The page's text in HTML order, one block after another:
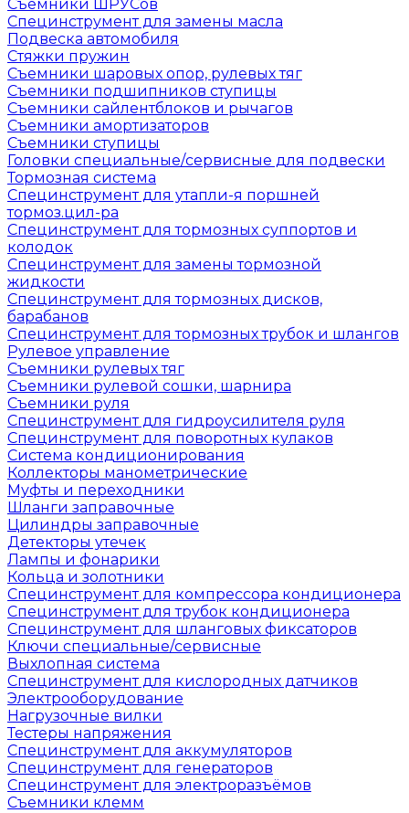
Съемники ШРУСов
Специнструмент для замены масла
Подвеска автомобиля
Стяжки пружин
Съемники шаровых опор, рулевых тяг
Съемники подшипников ступицы
Съемники сайлентблоков и рычагов
Съемники амортизаторов
Съемники ступицы
Головки специальные/сервисные для подвески
Тормозная система
Специнструмент для утапли-я поршней
тормоз.цил-ра
Специнструмент для тормозных суппортов и
колодок
Специнструмент для замены тормозной
жидкости
Специнструмент для тормозных дисков,
барабанов
Специнструмент для тормозных трубок и шлангов
Рулевое управление
Съемники рулевых тяг
Съемники рулевой сошки, шарнира
Съемники руля
Специнструмент для гидроусилителя руля
Специнструмент для поворотных кулаков
Система кондиционирования
Коллекторы манометрические
Муфты и переходники
Шланги заправочные
Цилиндры заправочные
Детекторы утечек
Лампы и фонарики
Кольца и золотники
Специнструмент для компрессора кондиционера
Специнструмент для трубок кондиционера
Специнструмент для шланговых фиксаторов
Ключи специальные/сервисные
Выхлопная система
Специнструмент для кислородных датчиков
Электрооборудование
Нагрузочные вилки
Тестеры напряжения
Специнструмент для аккумуляторов
Специнструмент для генераторов
Специнструмент для электроразъёмов
Съемники клемм